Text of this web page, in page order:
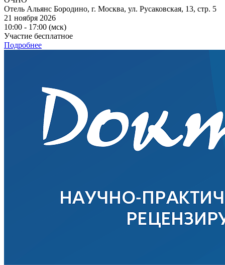
Отель Альянс Бородино, г. Москва, ул. Русаковская, 13, стр. 5
21 ноября 2026
10:00 - 17:00 (мск)
Участие бесплатное
Подробнее